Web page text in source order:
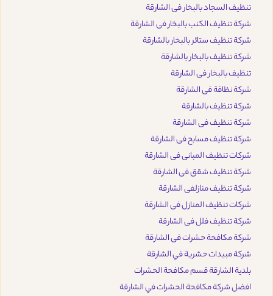
تنظيف السجاد بالبخار فى الشارقة
شركة تنظيف الكنب بالبخار فى الشارقة
شركة تنظيف ستائر بالبخار بالشارقة
شركة تنظيف بالبخار بالشارقة
تنظيف بالبخار فى الشارقة
شركة نظافة فى الشارقة
شركة تنظيف بالشارقة
شركة تنظيف فى الشارقة
شركة تنظيف مسابح فى الشارقة
شركات تنظيف المبانى فى الشارقة
شركة تنظيف شقق فى الشارقة
شركة تنظيف منازلفى الشارقة
شركات تنظيف المنازل فى الشارقة
شركة تنظيف فلل فى الشارقة
شركة مكافحة حشرات فى الشارقة
شركة مبيدات حشرية في الشارقة
بلدية الشارقة قسم مكافحة الحشرات
افضل شركة مكافحة الحشرات في الشارقة